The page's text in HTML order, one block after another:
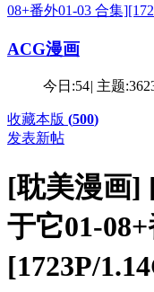
08+番外01-03 合集
ACG漫画
今日:54| 主题:
收藏本版 (500)
发表新帖
[耽美漫画]
于它01-
[1723P/